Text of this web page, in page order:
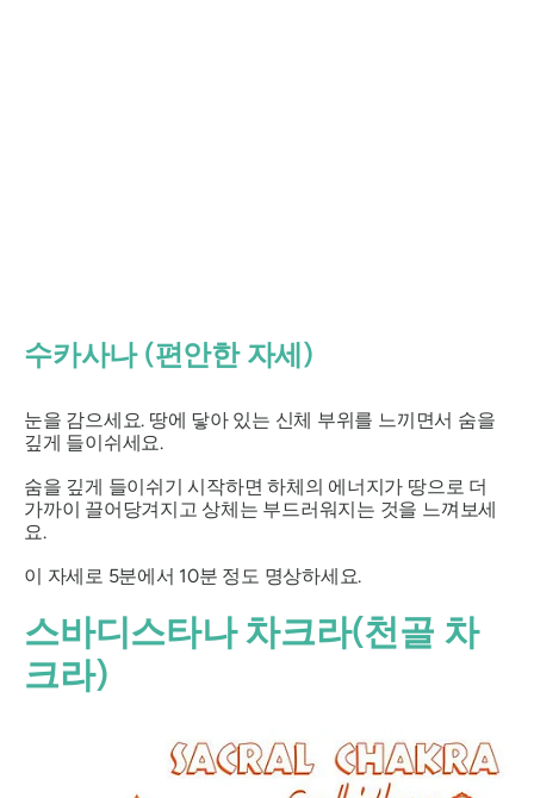
수카사나(편안한 자세)
눈을 감으세요. 땅에 닿아 있는 신체 부위를 느끼면서 숨을
깊게 들이쉬세요.
숨을 깊게 들이쉬기 시작하면 하체의 에너지가 땅으로 더
가까이 끌어당겨지고 상체는 부드러워지는 것을 느껴보세
요.
이 자세로 5분에서 10분 정도 명상하세요.
스바디스타나차크라(천골 차
크라)